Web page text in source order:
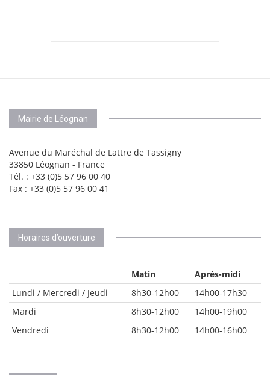
Mairie de Léognan
Avenue du Maréchal de Lattre de Tassigny
33850 Léognan - France
Tél. : +33 (0)5 57 96 00 40
Fax : +33 (0)5 57 96 00 41
Horaires d’ouverture
Matin
Après-midi
Lundi / Mercredi / Jeudi
8h30-12h00
14h00-17h30
Mardi
8h30-12h00
14h00-19h00
Vendredi
8h30-12h00 14h00-16h00